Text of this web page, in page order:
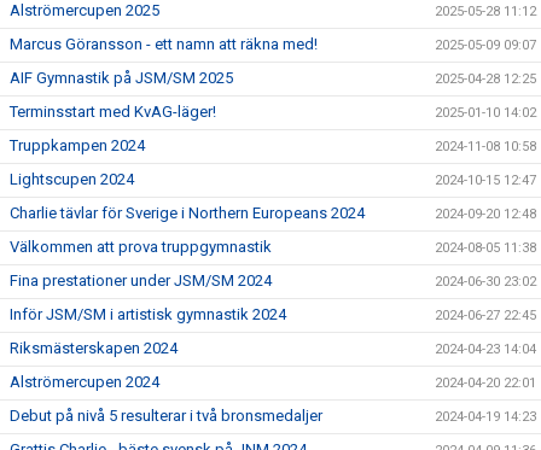
Alströmercupen 2025 2025-05-28 11:12
Marcus Göransson - ett namn att räkna med! 2025-05-09 09:07
AIF Gymnastik på JSM/SM 2025 2025-04-28 12:25
Terminsstart med KvAG-läger! 2025-01-10 14:02
Truppkampen 2024 2024-11-08 10:58
Lightscupen 2024 2024-10-15 12:47
Charlie tävlar för Sverige i Northern Europeans 2024 2024-09-20 12:48
Välkommen att prova truppgymnastik 2024-08-05 11:38
Fina prestationer under JSM/SM 2024 2024-06-30 23:02
Inför JSM/SM i artistisk gymnastik 2024 2024-06-27 22:45
Riksmästerskapen 2024 2024-04-23 14:04
Alströmercupen 2024 2024-04-20 22:01
Debut på nivå 5 resulterar i två bronsmedaljer 2024-04-19 14:23